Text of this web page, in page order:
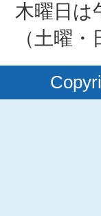
木曜日は
（土曜